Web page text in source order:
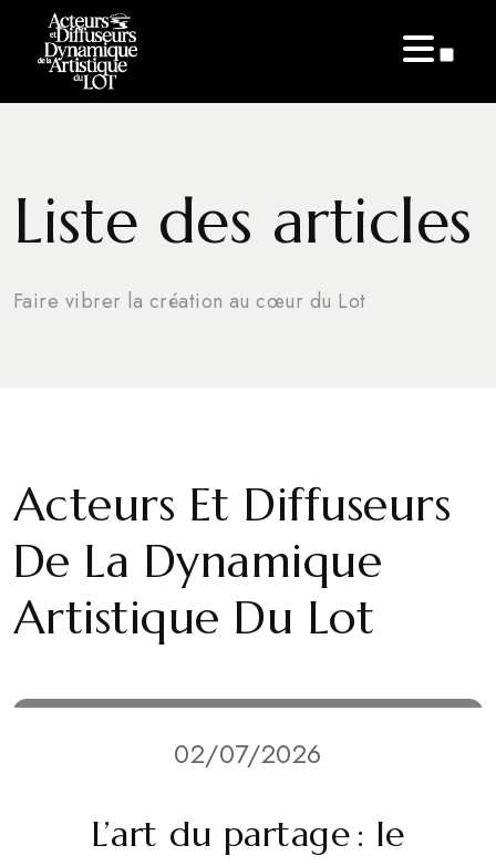
Liste des articles
Faire vibrer la création au cœur du Lot
Acteurs Et Diffuseurs
De La Dynamique
Artistique Du Lot
02/07/2026
L’art du partage : le